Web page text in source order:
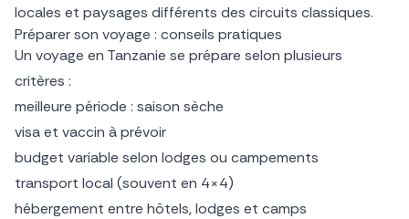
locales et paysages différents des circuits classiques.
Préparer son voyage : conseils pratiques
Un voyage en Tanzanie se prépare selon plusieurs
critères :
meilleure période : saison sèche
visa et vaccin à prévoir
budget variable selon lodges ou campements
transport local (souvent en 4×4)
hébergement entre hôtels, lodges et camps